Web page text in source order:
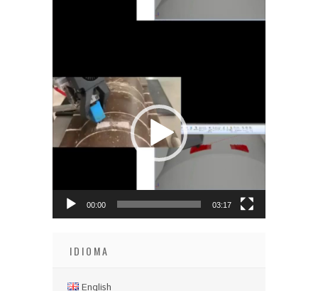
de
vídeo
00:00 03:17
IDIOMA
English